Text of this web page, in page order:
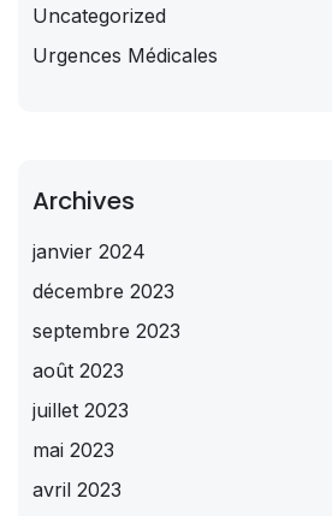
Uncategorized
Urgences Médicales
Archives
janvier 2024
décembre 2023
septembre 2023
août 2023
juillet 2023
mai 2023
avril 2023